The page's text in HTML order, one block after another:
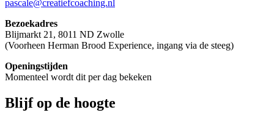
pascale@creatiefcoaching.nl
Bezoekadres
Blijmarkt 21, 8011 ND Zwolle
(Voorheen Herman Brood Experience, ingang via de steeg)
Openingstijden
Momenteel wordt dit per dag bekeken
Blijf op de hoogte